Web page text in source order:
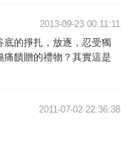
2013-09-23 00:11:11
的掙扎，放逐，忍受獨
饋贈的禮物？其實這是
2011-07-02 22:36:38